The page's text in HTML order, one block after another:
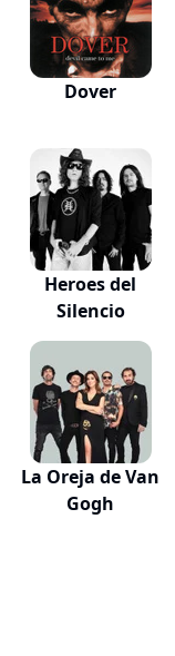
Dover
Heroes del
Silencio
La Oreja de Van
Gogh